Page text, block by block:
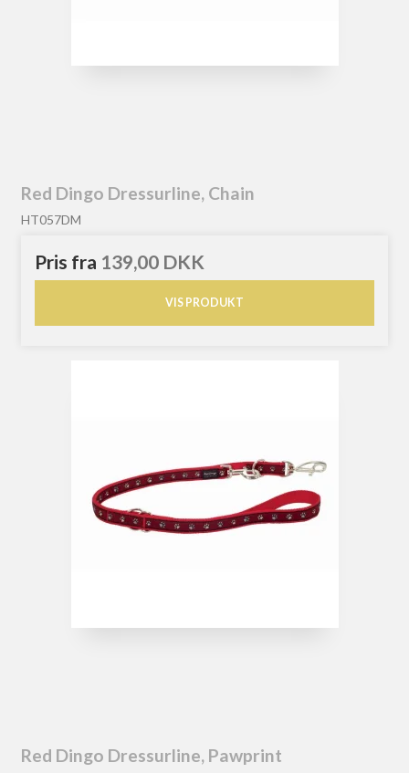
Red Dingo Dressurline, Chain
HT057DM
Pris fra 139,00 DKK
VIS PRODUKT
Red Dingo Dressurline, Pawprint